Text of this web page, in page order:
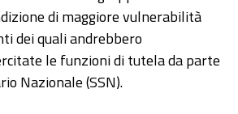
di maggiore vulnerabilità
dei quali andrebbero
le funzioni di tutela da parte
Nazionale (SSN).